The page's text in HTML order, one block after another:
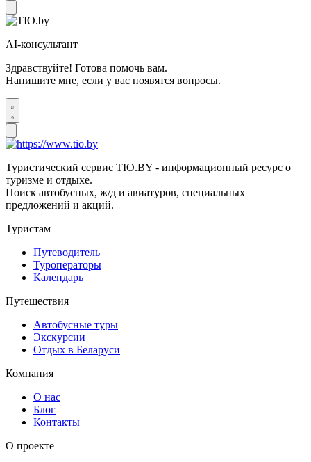
AI-консультант
Здравствуйте! Готова помочь вам.
Напишите мне, если у вас появятся вопросы.
Туристический сервис TIO.BY - информационный ресурс о
туризме и отдыхе.
Поиск автобусных, ж/д и авиатуров, специальных
предложений и акций.
Туристам
Путеводитель
Туроператоры
Календарь
Путешествия
Автобусные туры
Экскурсии
Отдых в Беларуси
Компания
О нас
Блог
Контакты
О проекте